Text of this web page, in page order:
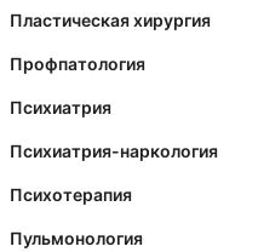
Пластическая хирургия
Профпатология
Психиатрия
Психиатрия-наркология
Психотерапия
Пульмонология